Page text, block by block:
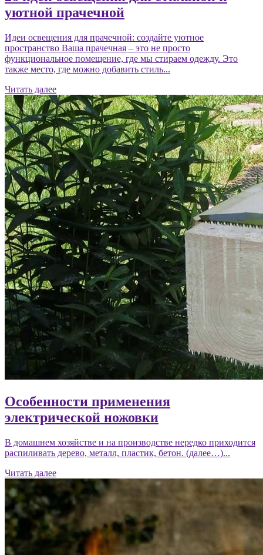
уютной прачечной
Идеи освещения для прачечной: создайте уютное
пространство Ваша прачечная – это не просто
функциональное помещение, где мы стираем одежду. Это
также место, где можно добавить стиль...
Читать далее
Особенности применения
электрической ножовки
В домашнем хозяйстве и на производстве нередко приходится
распиливать дерево, металл, пластик, бетон. (далее…)...
Читать далее